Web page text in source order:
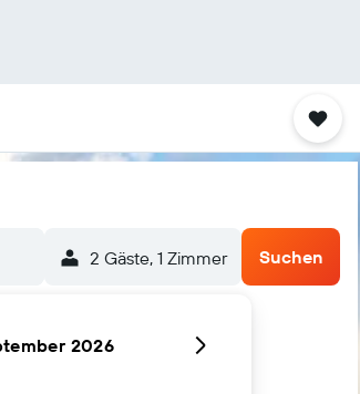
2 Gäste, 1 Zimmer Suchen
2026